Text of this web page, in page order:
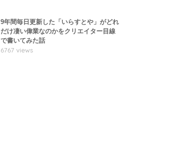
9年間毎日更新した「いらすとや」がどれ
だけ凄い偉業なのかをクリエイター目線
で書いてみた話
6767 views